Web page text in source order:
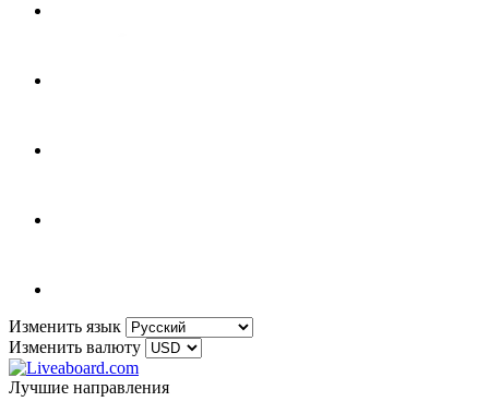
Изменить язык
Изменить валюту
Лучшие направления